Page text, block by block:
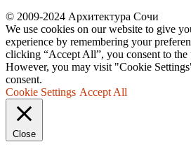
© 2009-2024 Архитектура Сочи
We use cookies on our website to give
experience by remembering your
clicking “Accept All”, you consent to
However, you may visit "Cookie
consent.
Cookie Settings Accept All
Close